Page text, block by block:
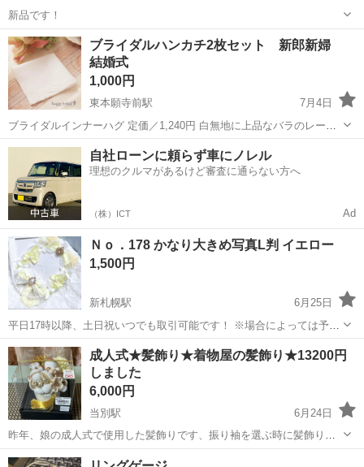
新品です！
北海道 札幌市 北２４条駅 冠婚葬祭 灯篭
ブライダルハンカチ2枚セット 新郎新婦
結婚式
1,000円
東本願寺前駅
7月4日
ブライダルインナーハグ 定価／1,240円 白無地に上品なバラのレース
とパールがあしらわれたブライダルハンカチです。 少し小ぶりのサイ
ズ感が花嫁様にぴったりです。 中古品ということをご理解の上ご検討
ください。 - - ...
北海道 札幌市 東本願寺前駅 冠婚葬祭
自社ローンに頼らず車にノレル
理想のクルマがあるけど審査に通らない方へ
（株）ICT Ad
Ｎｏ．178 かなり大きめ写真L判 イエロー
1,500円
新札幌駅
6月25日
平日17時以降、土日祝いつでも取引可能です！ ※場合によっては予定
があることもございます！ 札幌市内であれば近くまでお届け可能で
す！ *・゜デコ写真入れケース.*・゜ かなり大きめ写真L版 デコトレカ
ケース 【全8種類】...
北海道 札幌市 新札幌駅 冠婚葬祭 量産型
成人式★髪飾り★着物屋の髪飾り★13200円
しました
6,000円
当別駅
6月24日
昨年、娘の成人式で使用した髪飾りです、振り袖を選ぶ時に髪飾りは
購入したもので、13,200円しました 画像は娘が付けたときのものです
北海道 石狩郡 当別駅